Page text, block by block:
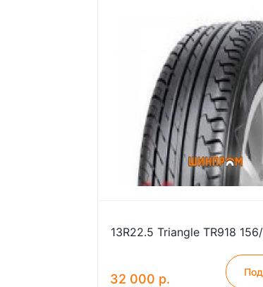
13R22.5 Triangle TR918
32 000 р.